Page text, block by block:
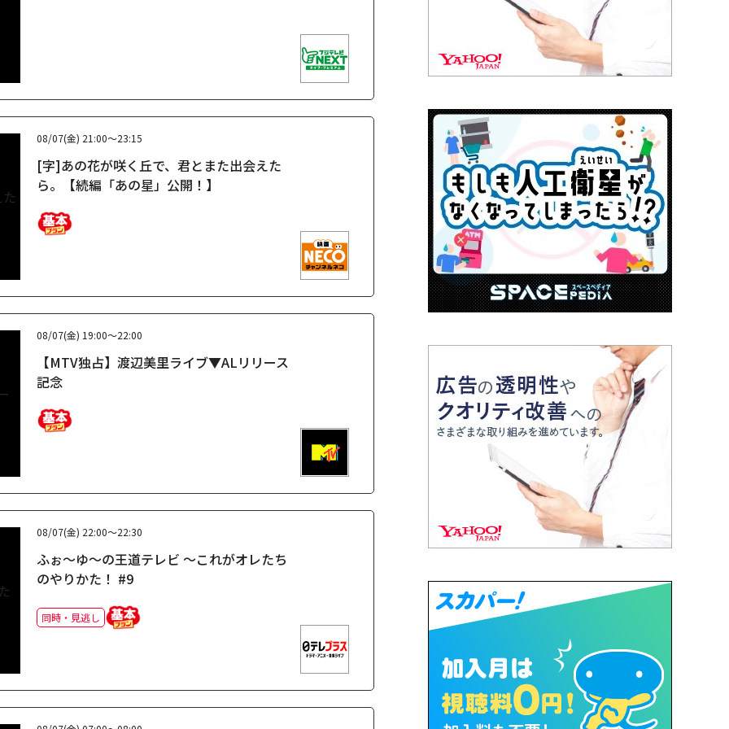
08/07(金) 21:00～23:15
[字]あの花が咲く丘で、君とまた出会えた
ら。【続編「あの星」公開！】
08/07(金) 19:00～22:00
【MTV独占】渡辺美里ライブ▼ALリリース
記念
08/07(金) 22:00～22:30
ふぉ～ゆ～の王道テレビ ～これがオレたち
のやりかた！ #9
同時・見逃し